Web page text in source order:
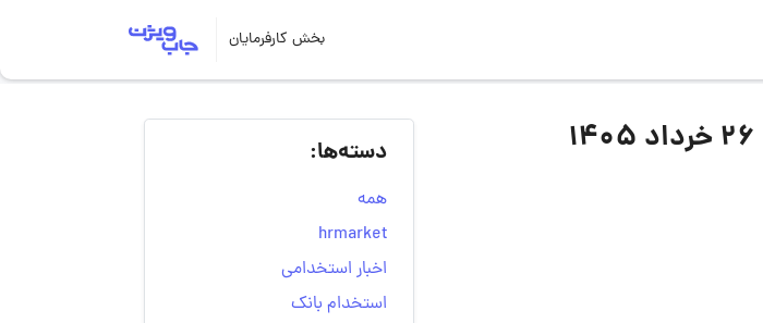
بخش کارفرمایان
دسته‌ها:
همه
hrmarket
اخبار استخدامی
استخدام بانک